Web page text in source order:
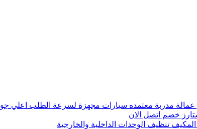
مدربة معتمده سيارات مجهزة لسرعة الطلب اعلي
خصم اتصل الان
تنظيف الوحدات الداخلية والخارجية